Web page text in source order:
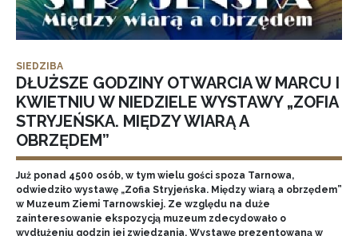
SIEDZIBA
DŁUŻSZE GODZINY OTWARCIA W MARCU I
KWIETNIU W NIEDZIELE WYSTAWY „ZOFIA
STRYJEŃSKA. MIĘDZY WIARĄ A
OBRZĘDEM”
Już ponad 4500 osób, w tym wielu gości spoza Tarnowa,
odwiedziło wystawę „Zofia Stryjeńska. Między wiarą a obrzędem”
w Muzeum Ziemi Tarnowskiej. Ze względu na duże
zainteresowanie ekspozycją muzeum zdecydowało o
wydłużeniu godzin jej zwiedzania. Wystawę prezentowaną w